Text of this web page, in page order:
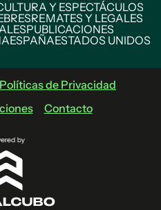
Y ESPECTÁCULOS
REMATES Y LEGALES
PUBLICACIONES
ESPAÑAESTADOS UNIDOS
Políticas de Privacidad
Contacto